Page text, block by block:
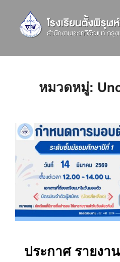
content
หมวดหมู่:
ประกาศ รายง